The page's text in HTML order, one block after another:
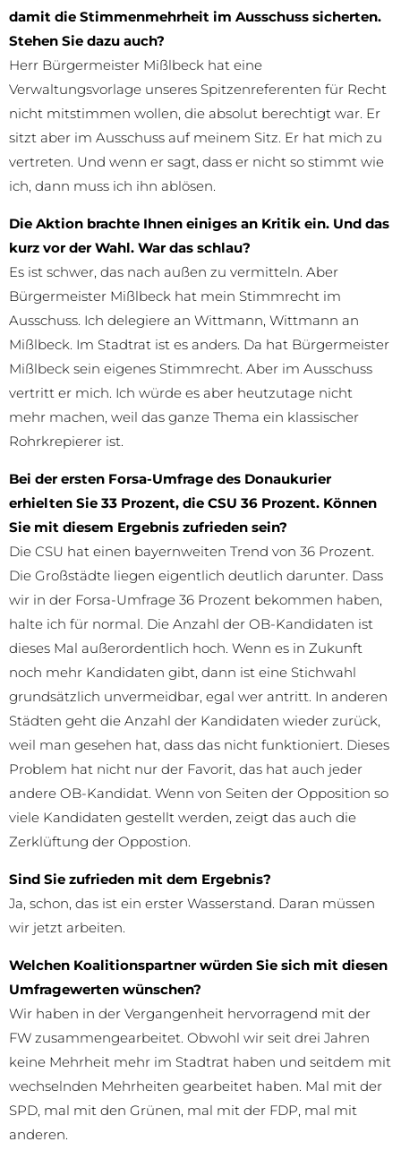
damit die Stimmenmehrheit im Ausschuss sicherten.
Stehen Sie dazu auch?
Herr Bürgermeister Mißlbeck hat eine
Verwaltungsvorlage unseres Spitzenreferenten für Recht
nicht mitstimmen wollen, die absolut berechtigt war. Er
sitzt aber im Ausschuss auf meinem Sitz. Er hat mich zu
vertreten. Und wenn er sagt, dass er nicht so stimmt wie
ich, dann muss ich ihn ablösen.
Die Aktion brachte Ihnen einiges an Kritik ein. Und das
kurz vor der Wahl. War das schlau?
Es ist schwer, das nach außen zu vermitteln. Aber
Bürgermeister Mißlbeck hat mein Stimmrecht im
Ausschuss. Ich delegiere an Wittmann, Wittmann an
Mißlbeck. Im Stadtrat ist es anders. Da hat Bürgermeister
Mißlbeck sein eigenes Stimmrecht. Aber im Ausschuss
vertritt er mich. Ich würde es aber heutzutage nicht
mehr machen, weil das ganze Thema ein klassischer
Rohrkrepierer ist.
Bei der ersten Forsa-Umfrage des Donaukurier
erhielten Sie 33 Prozent, die CSU 36 Prozent. Können
Sie mit diesem Ergebnis zufrieden sein?
Die CSU hat einen bayernweiten Trend von 36 Prozent.
Die Großstädte liegen eigentlich deutlich darunter. Dass
wir in der Forsa-Umfrage 36 Prozent bekommen haben,
halte ich für normal. Die Anzahl der OB-Kandidaten ist
dieses Mal außerordentlich hoch. Wenn es in Zukunft
noch mehr Kandidaten gibt, dann ist eine Stichwahl
grundsätzlich unvermeidbar, egal wer antritt. In anderen
Städten geht die Anzahl der Kandidaten wieder zurück,
weil man gesehen hat, dass das nicht funktioniert. Dieses
Problem hat nicht nur der Favorit, das hat auch jeder
andere OB-Kandidat. Wenn von Seiten der Opposition so
viele Kandidaten gestellt werden, zeigt das auch die
Zerklüftung der Oppostion.
Sind Sie zufrieden mit dem Ergebnis?
Ja, schon, das ist ein erster Wasserstand. Daran müssen
wir jetzt arbeiten.
Welchen Koalitionspartner würden Sie sich mit diesen
Umfragewerten wünschen?
Wir haben in der Vergangenheit hervorragend mit der
FW zusammengearbeitet. Obwohl wir seit drei Jahren
keine Mehrheit mehr im Stadtrat haben und seitdem mit
wechselnden Mehrheiten gearbeitet haben. Mal mit der
SPD, mal mit den Grünen, mal mit der FDP, mal mit
anderen.